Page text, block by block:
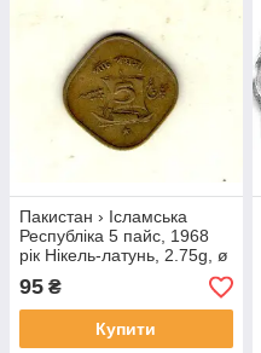
Пакистан › Ісламська
Республіка 5 пайс, 1968
рік Нікель-латунь, 2.75g, ø
21mm №3634
95 ₴
Купити